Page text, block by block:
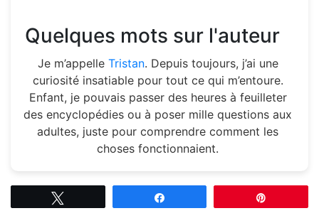
Quelques mots sur l'auteur
Je m’appelle Tristan. Depuis toujours, j’ai une
curiosité insatiable pour tout ce qui m’entoure.
Enfant, je pouvais passer des heures à feuilleter
des encyclopédies ou à poser mille questions aux
adultes, juste pour comprendre comment les
choses fonctionnaient.